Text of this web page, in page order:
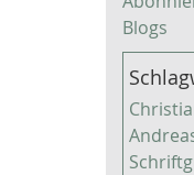
Blogs